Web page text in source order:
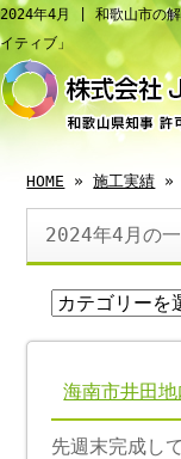
2024年4月 | 和歌山市の解
イティブ」
HOME »施工実績 »
2024年4月の
海南市井田
先週末完成し